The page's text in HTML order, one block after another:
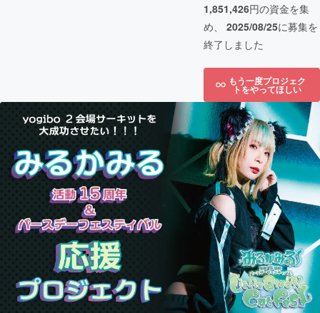
1,851,426円の資金を集
め、 2025/08/25に募集を
終了しました
もう一度プロジェク
トをやってほしい